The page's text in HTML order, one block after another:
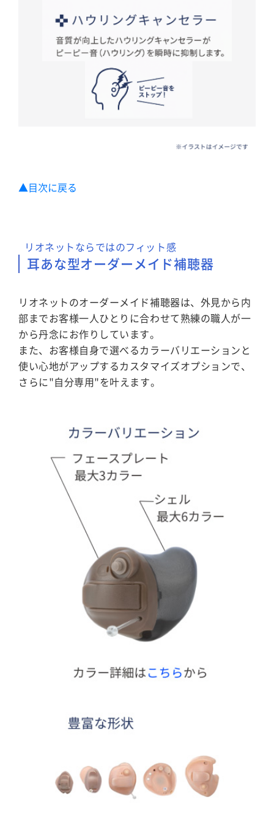
▲目次に戻る
リオネットならではのフィット感
耳あな型オーダーメイド補聴器
リオネットのオーダーメイド補聴器は、外見から内
部までお客様一人ひとりに合わせて熟練の職人が一
から丹念にお作りしています。
また、お客様自身で選べるカラーバリエーションと
使い心地がアップするカスタマイズオプションで、
さらに"自分専用"を叶えます。